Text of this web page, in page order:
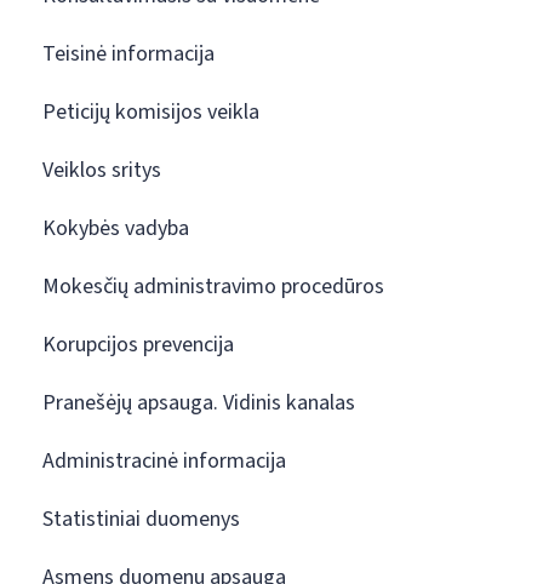
Teisinė informacija
Peticijų komisijos veikla
Veiklos sritys
Kokybės vadyba
Mokesčių administravimo procedūros
Korupcijos prevencija
Pranešėjų apsauga. Vidinis kanalas
Administracinė informacija
Statistiniai duomenys
Asmens duomenų apsauga